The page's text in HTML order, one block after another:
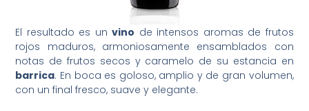
El resultado es unvino de intensos aromas de frutos
rojos maduros, armoniosamente ensamblados con
notas de frutos secos y caramelo de su estancia en
barrica. En boca es goloso, amplio y de gran volumen,
con un final fresco, suave y elegante.